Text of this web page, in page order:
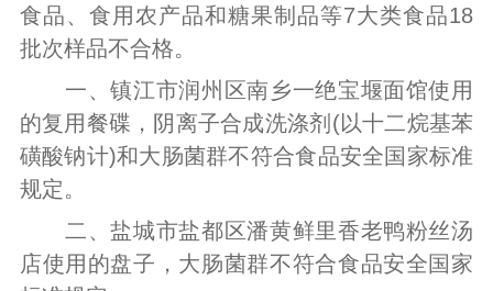
食品、食用农产品和糖果制品等7大类食品18
批次样品不合格。
一、镇江市润州区南乡一绝宝堰面馆使用
的复用餐碟，阴离子合成洗涤剂(以十二烷基苯
磺酸钠计)和大肠菌群不符合食品安全国家标准
规定。
二、盐城市盐都区潘黄鲜里香老鸭粉丝汤
店使用的盘子，大肠菌群不符合食品安全国家